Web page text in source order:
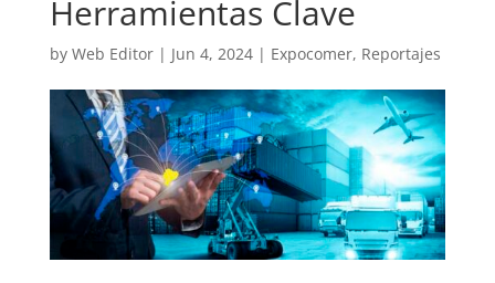
Herramientas Clave
by Web Editor| Jun 4, 2024| Expocomer, Reportajes